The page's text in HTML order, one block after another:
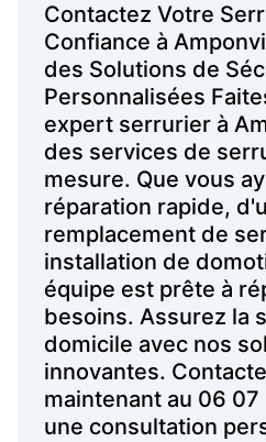
Contactez Votre
Confiance à
des Solutions de
Personnalisées
expert serrurier à
des services de
mesure. Que vous
réparation rapide,
remplacement de
installation de
équipe est prête à
besoins. Assurez la
domicile avec nos
innovantes.
maintenant au 06
une consultation